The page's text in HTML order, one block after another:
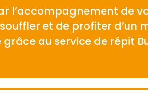
l’accompagnement de
et de profiter d’un
au service de répit